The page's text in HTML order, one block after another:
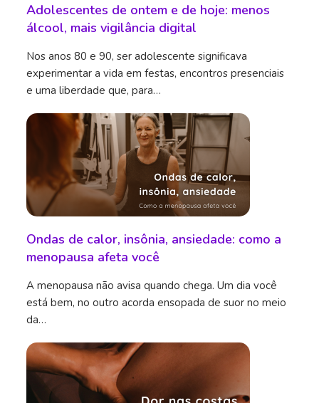
Adolescentes de ontem e de hoje: menos
álcool, mais vigilância digital
Nos anos 80 e 90, ser adolescente significava
experimentar a vida em festas, encontros presenciais
e uma liberdade que, para…
Ondas de calor, insônia, ansiedade: como a
menopausa afeta você
A menopausa não avisa quando chega. Um dia você
está bem, no outro acorda ensopada de suor no meio
da…